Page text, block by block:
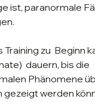
ist, paranormale
zu Beginn
dauern, bis die
Phänomene
werden